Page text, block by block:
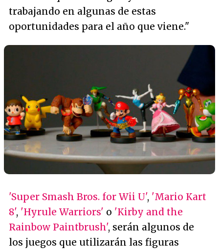
trabajando en algunas de estas
oportunidades para el año que viene."
'Super Smash Bros. for Wii U', 'Mario Kart
8', 'Hyrule Warriors' o 'Kirby and the
Rainbow Paintbrush', serán algunos de
los juegos que utilizarán las figuras